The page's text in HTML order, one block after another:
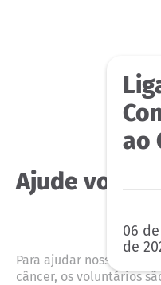
ao
06
de
Ajude você
Para ajudar nossos
câncer, os voluntários